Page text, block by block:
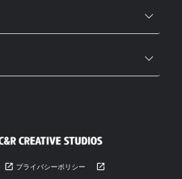
プライバシーポリシー